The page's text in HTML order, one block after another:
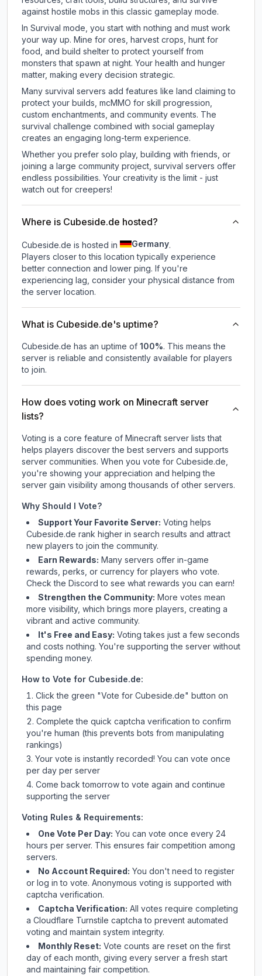
against hostile mobs in this classic gameplay mode.
In Survival mode, you start with nothing and must work
your way up. Mine for ores, harvest crops, hunt for
food, and build shelter to protect yourself from
monsters that spawn at night. Your health and hunger
matter, making every decision strategic.
Many survival servers add features like land claiming to
protect your builds, mcMMO for skill progression,
custom enchantments, and community events. The
survival challenge combined with social gameplay
creates an engaging long-term experience.
Whether you prefer solo play, building with friends, or
joining a large community project, survival servers offer
endless possibilities. Your creativity is the limit - just
watch out for creepers!
Where is Cubeside.de hosted?
Cubeside.de is hosted in Germany.
Players closer to this location typically experience
better connection and lower ping. If you're
experiencing lag, consider your physical distance from
the server location.
What is Cubeside.de's uptime?
Cubeside.de has an uptime of 100%. This means the
server is reliable and consistently available for players
to join.
How does voting work on Minecraft server
lists?
Voting is a core feature of Minecraft server lists that
helps players discover the best servers and supports
server communities. When you vote for Cubeside.de
you're showing your appreciation and helping the
server gain visibility among thousands of other servers.
Why Should I Vote?
Support Your Favorite Server: Voting helps
Cubeside.de rank higher in search results and attract
new players to join the community.
Earn Rewards: Many servers offer in-game
rewards, perks, or currency for players who vote.
Checkthe Discord to see what rewards you can earn!
Strengthen the Community: More votes mean
more visibility, which brings more players, creating a
vibrant and active community.
It's Free and Easy: Voting takes just a few seconds
and costs nothing. You're supporting the server without
spending money.
How to Vote for Cubeside.de:
Click the green "Vote for Cubeside.de" button on
this page
Complete the quick captcha verification to confirm
you're human (this prevents bots from manipulating
rankings)
Your vote is instantly recorded! You can vote once
per day per server
Come back tomorrow to vote again and continue
supporting the server
Voting Rules & Requirements:
One Vote Per Day: You can vote once every 24
hours per server. This ensures fair competition among
servers.
No Account Required: You don't need to register
or log in to vote. Anonymous voting is supported with
captcha verification.
Captcha Verification: All votes require completing
a Cloudflare Turnstile captcha to prevent automated
voting and maintain system integrity.
Monthly Reset: Vote counts are reset on the first
day of each month, giving every server a fresh start
and maintaining fair competition.